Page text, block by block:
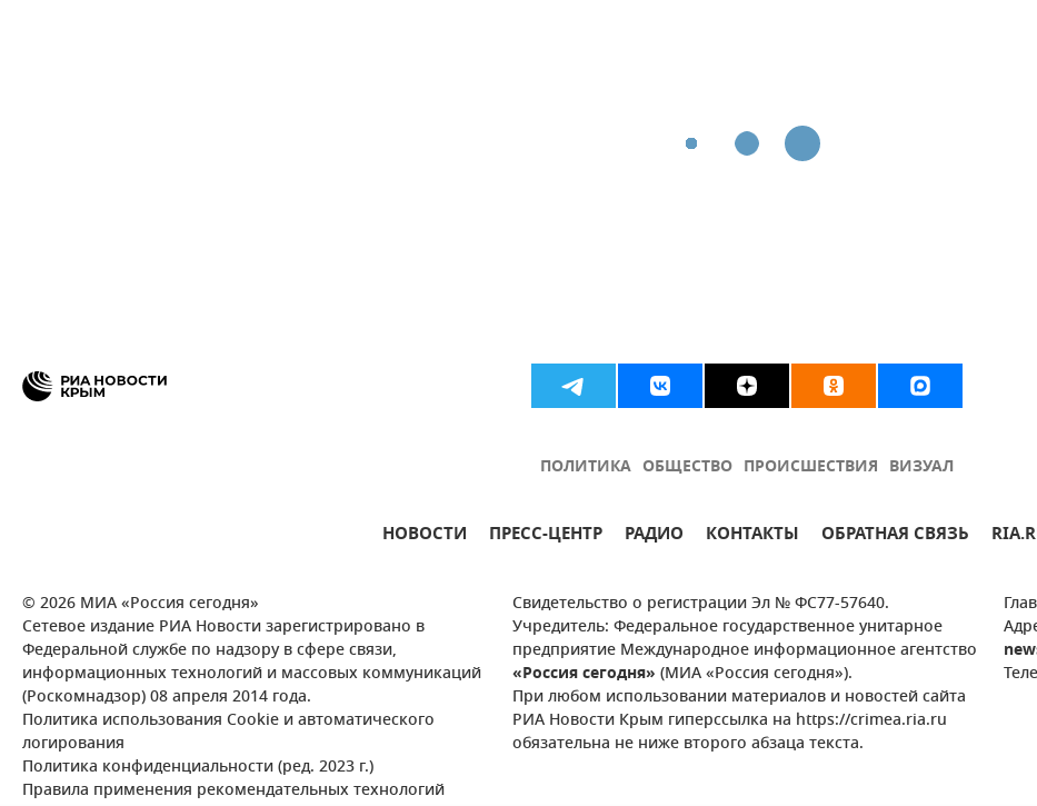
ПОЛИТИКА ОБЩЕСТВО ПРОИСШЕСТВИЯ ВИЗУАЛ
НОВОСТИ ПРЕСС-ЦЕНТР РАДИО КОНТАКТЫ ОБРАТНАЯ СВЯЗЬ
© 2026 МИА «Россия сегодня»
Сетевое издание РИА Новости зарегистрировано в
Федеральной службе по надзору в сфере связи,
информационных технологий и массовых коммуникаций
(Роскомнадзор) 08 апреля 2014 года.
Политика использования Cookie и автоматического
логирования
Политика конфиденциальности (ред. 2023 г.)
Правила применения рекомендательных технологий
Свидетельство о регистрации Эл № ФС77-57640.
Учредитель: Федеральное государственное унитарное
предприятие Международное информационное агентство
«Россия сегодня» (МИА «Россия сегодня»).
При любом использовании материалов и новостей сайта
РИА Новости Крым гиперссылка на https://crimea.ria.ru
обязательна не ниже второго абзаца текста.